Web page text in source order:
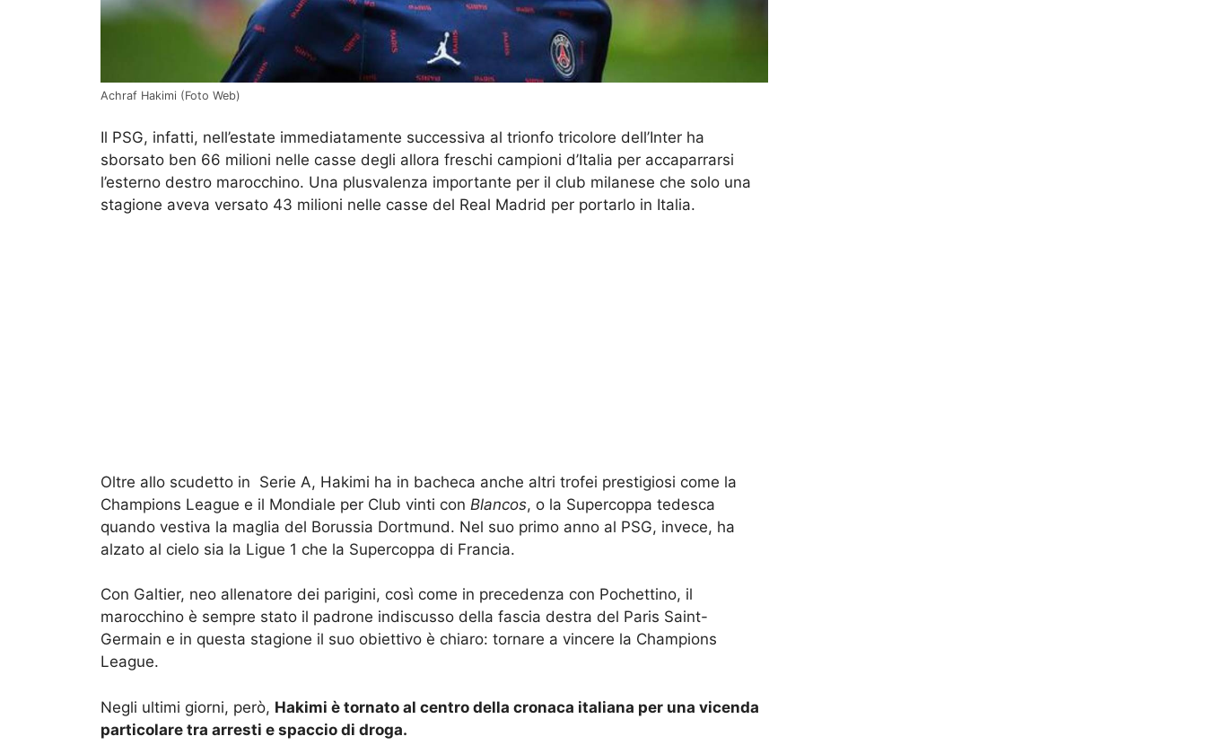
Achraf Hakimi (Foto Web)
Il PSG, infatti, nell’estate immediatamente successiva al trionfo tricolore dell’Inter ha
sborsato ben 66 milioni nelle casse degli allora freschi campioni d’Italia per accaparrarsi
l’esterno destro marocchino. Una plusvalenza importante per il club milanese che solo una
stagione aveva versato 43 milioni nelle casse del Real Madrid per portarlo in Italia.
Oltre allo scudetto in Serie A, Hakimi ha in bacheca anche altri trofei prestigiosi come la
Champions League e il Mondiale per Club vinti con Blancos, o la Supercoppa tedesca
quando vestiva la maglia del Borussia Dortmund. Nel suo primo anno al PSG, invece, ha
alzato al cielo sia la Ligue 1 che la Supercoppa di Francia.
Con Galtier, neo allenatore dei parigini, così come in precedenza con Pochettino, il
marocchino è sempre stato il padrone indiscusso della fascia destra del Paris Saint-
Germain e in questa stagione il suo obiettivo è chiaro: tornare a vincere la Champions
League.
Negli ultimi giorni, però, Hakimi è tornato al centro della cronaca italiana per una vicenda
particolare tra arresti e spaccio di droga.